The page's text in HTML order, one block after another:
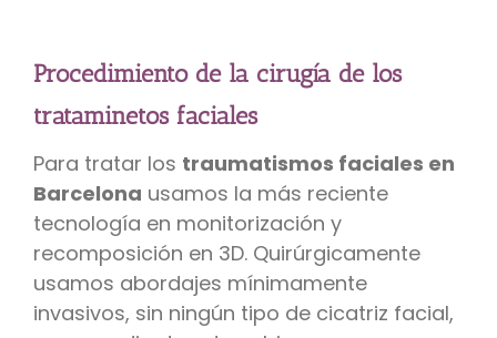
Procedimiento de la cirugía de los
trataminetos faciales
Para tratar los traumatismos faciales en
Barcelona usamos la más reciente
tecnología en monitorización y
recomposición en 3D. Quirúrgicamente
usamos abordajes mínimamente
invasivos, sin ningún tipo de cicatriz facial,